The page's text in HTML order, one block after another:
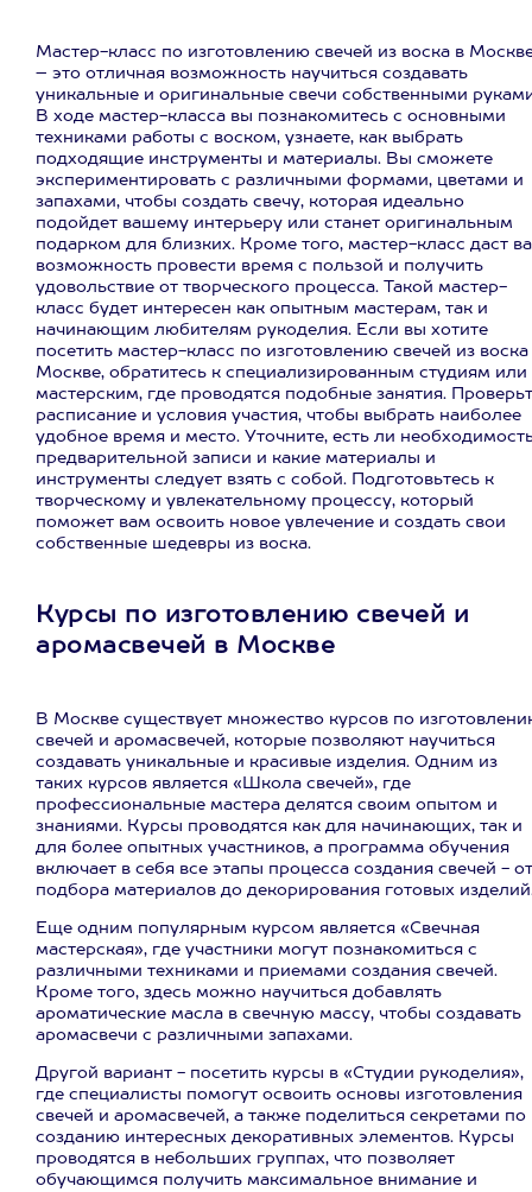
Мастер-класс по изготовлению свечей из воска в
– это отличная возможность научиться создавать
уникальные и оригинальные свечи собственными
В ходе мастер-класса вы познакомитесь с основными
техниками работы с воском, узнаете, как выбрать
подходящие инструменты и материалы. Вы сможете
экспериментировать с различными формами, цветами и
запахами, чтобы создать свечу, которая идеально
подойдет вашему интерьеру или станет оригинальным
подарком для близких. Кроме того, мастер-класс даст
возможность провести время с пользой и получить
удовольствие от творческого процесса. Такой мастер-
класс будет интересен как опытным мастерам, так и
начинающим любителям рукоделия. Если вы хотите
посетить мастер-класс по изготовлению свечей из воска
Москве, обратитесь к специализированным студиям или
мастерским, где проводятся подобные занятия.
расписание и условия участия, чтобы выбрать наиболее
удобное время и место. Уточните, есть ли
предварительной записи и какие материалы и
инструменты следует взять с собой. Подготовьтесь к
творческому и увлекательному процессу, который
поможет вам освоить новое увлечение и создать свои
собственные шедевры из воска.
Курсы по изготовлению свечей и
аромасвечей в Москве
В Москве существует множество курсов по
свечей и аромасвечей, которые позволяют научиться
создавать уникальные и красивые изделия. Одним из
таких курсов является «Школа свечей», где
профессиональные мастера делятся своим опытом и
знаниями. Курсы проводятся как для начинающих, так и
для более опытных участников, а программа обучения
включает в себя все этапы процесса создания свечей - от
подбора материалов до декорирования готовых
Еще одним популярным курсом является «Свечная
мастерская», где участники могут познакомиться с
различными техниками и приемами создания свечей.
Кроме того, здесь можно научиться добавлять
ароматические масла в свечную массу, чтобы создавать
аромасвечи с различными запахами.
Другой вариант - посетить курсы в «Студии рукоделия»,
где специалисты помогут освоить основы изготовления
свечей и аромасвечей, а также поделиться секретами по
созданию интересных декоративных элементов. Курсы
проводятся в небольших группах, что позволяет
обучающимся получить максимальное внимание и